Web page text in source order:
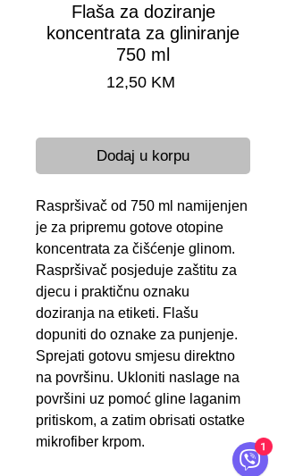
Flaša za doziranje
koncentrata za gliniranje
750 ml
12,50 KM
Dodaj u korpu
Raspršivač od 750 ml namijenjen
je za pripremu gotove otopine
koncentrata za čišćenje glinom.
Raspršivač posjeduje zaštitu za
djecu i praktičnu oznaku
doziranja na etiketi. Flašu
dopuniti do oznake za punjenje.
Sprejati gotovu smjesu direktno
na površinu. Ukloniti naslage na
površini uz pomoć gline laganim
pritiskom, a zatim obrisati ostatke
mikrofiber krpom.
1